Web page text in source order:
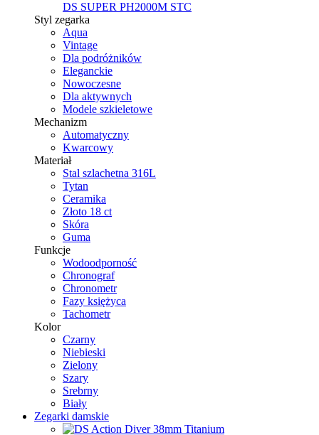
DS SUPER PH2000M STC
Styl zegarka
Aqua
Vintage
Dla podróżników
Eleganckie
Nowoczesne
Dla aktywnych
Modele szkieletowe
Mechanizm
Automatyczny
Kwarcowy
Materiał
Stal szlachetna 316L
Tytan
Ceramika
Złoto 18 ct
Skóra
Guma
Funkcje
Wodoodporność
Chronograf
Chronometr
Fazy księżyca
Tachometr
Kolor
Czarny
Niebieski
Zielony
Szary
Srebrny
Biały
Zegarki damskie